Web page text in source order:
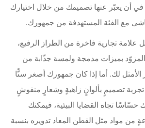
أن يعبّر عنها تصميمك من خلال اختيارك
مع الفئة المستهدفة من جمهورك.
علامة تجارية فاخرة من الطراز الرفيع،
بميزات مدمجة ولمسة جذّابة من
الأمثل لك. أما إذا كان جمهورك أصغر سنًّا
تجربة تصميمٍ بألوانٍ زاهيةٍ وشعارٍ منقوشٍ
حسّاسًا تجاه القضايا البيئية، فيمكنك
من مواد مثل القطن المعاد تدويره بنسبة